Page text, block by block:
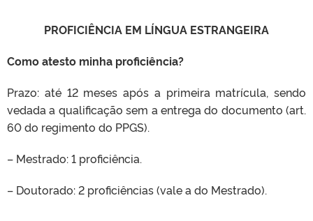
PROFICIÊNCIA EM LÍNGUA ESTRANGEIRA
Como atesto minha proficiência?
Prazo: até 12 meses após a primeira matrícula, sendo
vedada a qualificação sem a entrega do documento (art.
60 do regimento do PPGS).
– Mestrado: 1 proficiência.
– Doutorado: 2 proficiências (vale a do Mestrado).